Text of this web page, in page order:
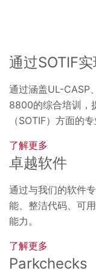
通过SOTIF
通过涵盖UL-CASP
8800的综合培训，
（SOTIF）方面的专
了解更多
卓越软件
通过与我们的软件
能、整洁代码、可
能力。
了解更多
Parkchecks